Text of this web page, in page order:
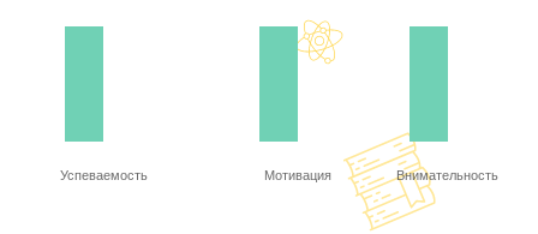
Успеваемость Мотивация Внимательность